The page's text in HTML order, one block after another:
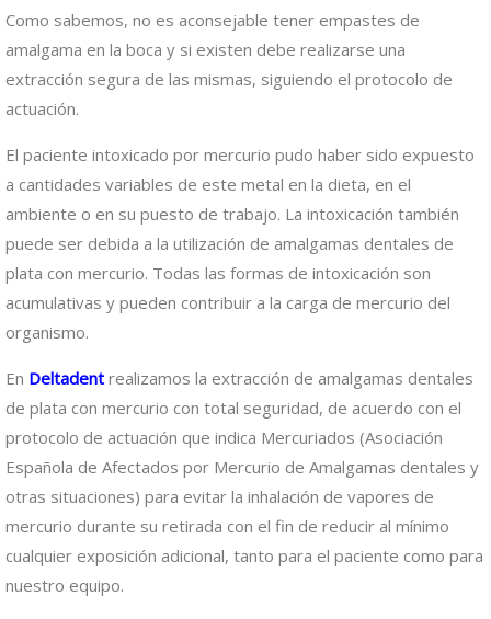
Como sabemos, no es aconsejable tener empastes de
amalgama en la boca y si existen debe realizarse una
extracción segura de las mismas, siguiendo el protocolo de
actuación.
El paciente intoxicado por mercurio pudo haber sido expuesto
a cantidades variables de este metal en la dieta, en el
ambiente o en su puesto de trabajo. La intoxicación también
puede ser debida a la utilización de amalgamas dentales de
plata con mercurio. Todas las formas de intoxicación son
acumulativas y pueden contribuir a la carga de mercurio del
organismo.
En Deltadent realizamos la extracción de amalgamas dentales
de plata con mercurio con total seguridad, de acuerdo con el
protocolo de actuación que indica Mercuriados (Asociación
Española de Afectados por Mercurio de Amalgamas dentales y
otras situaciones) para evitar la inhalación de vapores de
mercurio durante su retirada con el fin de reducir al mínimo
cualquier exposición adicional, tanto para el paciente como para
nuestro equipo.